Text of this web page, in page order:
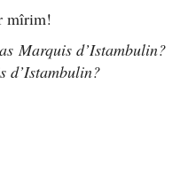
mîrim!
Marquis d’Istambulin?
d’Istambulin?